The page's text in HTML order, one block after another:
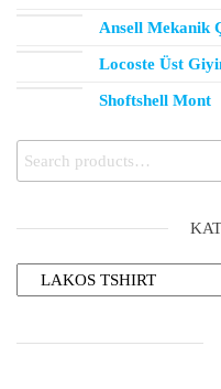
Ansell Mekanik
Locoste Üst
Shoftshell Mont